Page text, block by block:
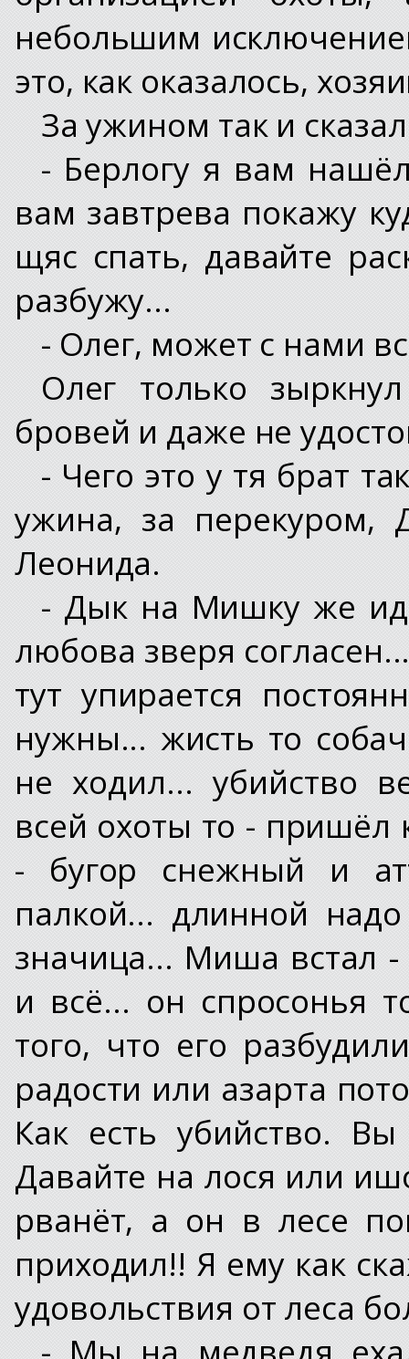
небольшим
это, как оказалось,
За ужином так и
- Берлогу я вам
вам завтрева покажу
щяс спать, давайте
разбужу...
- Олег, может с нами
Олег только
бровей и даже не
- Чего это у тя брат
ужина, за перекуром,
Леонида.
- Дык на Мишку же
любова зверя
тут упирается
нужны... жисть то
не ходил... убийство
всей охоты то - пришёл
- бугор снежный и
палкой... длинной
значица... Миша встал -
и всё... он спросонья
того, что его
радости или азарта
Как есть убийство.
Давайте на лося или
рванёт, а он в лесе
приходил!! Я ему как
удовольствия от леса